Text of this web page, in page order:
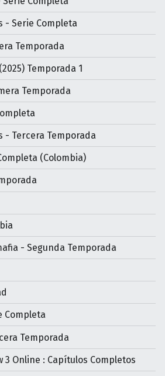
- Serie Completa
Temporada
Temporada 1
Temporada
- Tercera Temporada
(Colombia)
- Segunda Temporada
Completa
Temporada
3 Online : Capítulos Completos